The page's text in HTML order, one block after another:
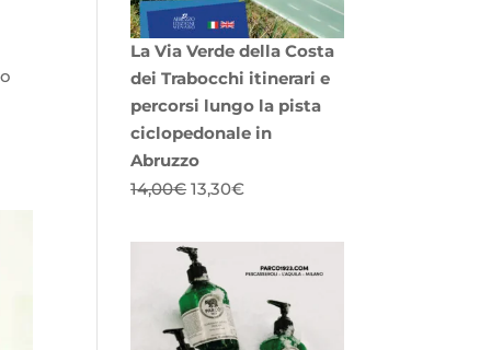
La Via Verde della Costa
dei Trabocchi itinerari e
percorsi lungo la pista
ciclopedonale in
Abruzzo
14,00€ Il
originale
era:
14,00€.
13,30€
attuale
è:
13,30€.